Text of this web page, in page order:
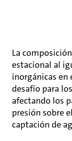
La
estacional al
inorgánicas en
desafío para
afectando los
presión sobre
captación de